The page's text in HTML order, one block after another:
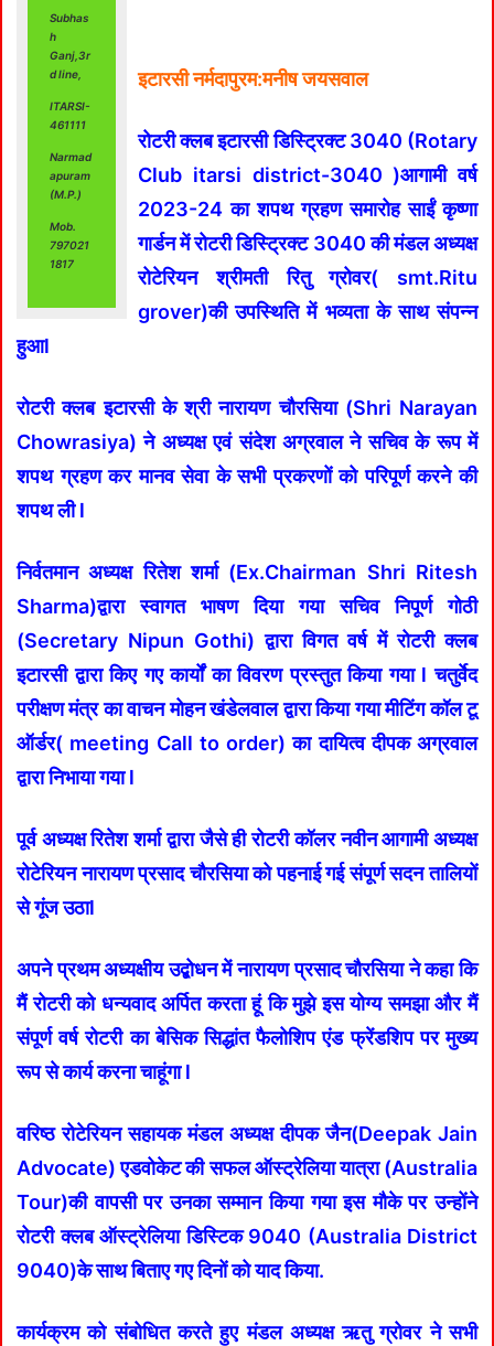
Subhas
h
Ganj,3r
d line,
ITARSI-
461111
Narmad
apuram
(M.P.)
Mob.
797021
1817
इटारसी नर्मदापुरम:मनीष जयसवाल
रोटरी क्लब इटारसी डिस्ट्रिक्ट 3040 (Rotary
Club itarsi district-3040 )आगामी वर्ष
2023-24 का शपथ ग्रहण समारोह साईं कृष्णा
गार्डन में रोटरी डिस्ट्रिक्ट3040 की मंडल अध्यक्ष
रोटेरियन श्रीमती रितु ग्रोवर( smt.Ritu
grover)की उपस्थिति में भव्यता के साथ संपन्न
हुआl
रोटरी क्लब इटारसी के श्री नारायण चौरसिया (Shri Narayan
Chowrasiya) ने अध्यक्ष एवं संदेश अग्रवाल ने सचिव के रूप में
शपथ ग्रहण कर मानव सेवा के सभी प्रकरणों को परिपूर्ण करने की
शपथ ली l
निर्वतमान अध्यक्ष रितेश शर्मा (Ex.Chairman Shri Ritesh
Sharma)द्वारा स्वागत भाषण दिया गया सचिव निपूर्ण गोठी
(Secretary Nipun Gothi) द्वारा विगत वर्ष में रोटरी क्लब
इटारसी द्वारा किए गए कार्यों का विवरण प्रस्तुत किया गया l चतुर्वेद
परीक्षण मंत्र का वाचन मोहन खंडेलवाल द्वारा किया गया मीटिंग कॉल टू
ऑर्डर( meeting Call to order) का दायित्व दीपक अग्रवाल
द्वारा निभाया गया l
पूर्व अध्यक्ष रितेश शर्मा द्वारा जैसे ही रोटरी कॉलर नवीन आगामी अध्यक्ष
रोटेरियन नारायण प्रसाद चौरसिया को पहनाई गई संपूर्ण सदन तालियों
से गूंज उठाl
अपने प्रथम अध्यक्षीय उद्बोधन में नारायण प्रसाद चौरसिया ने कहा कि
मैं रोटरी को धन्यवाद अर्पित करता हूं कि मुझे इस योग्य समझा और मैं
संपूर्ण वर्ष रोटरी का बेसिक सिद्धांत फैलोशिप एंड फ्रेंडशिप पर मुख्य
रूप से कार्य करना चाहूंगा l
वरिष्ठ रोटेरियन सहायक मंडल अध्यक्ष दीपक जैन(Deepak Jain
Advocate) एडवोकेट की सफल ऑस्ट्रेलिया यात्रा (Australia
Tour)की वापसी पर उनका सम्मान किया गया इस मौके पर उन्होंने
रोटरी क्लब ऑस्ट्रेलिया डिस्टिक 9040 (Australia District
9040)के साथ बिताए गए दिनों को याद किया.
कार्यक्रम को संबोधित करते हुए मंडल अध्यक्ष ऋतु ग्रोवर ने सभी